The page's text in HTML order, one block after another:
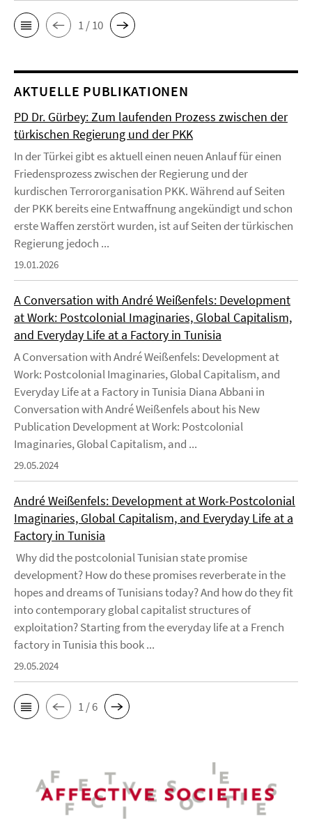
1 / 10
AKTUELLE PUBLIKATIONEN
PD Dr. Gürbey: Zum laufenden Prozess zwischen der
türkischen Regierung und der PKK
In der Türkei gibt es aktuell einen neuen Anlauf für einen
Friedensprozess zwischen der Regierung und der
kurdischen Terrororganisation PKK. Während auf Seiten
der PKK bereits eine Entwaffnung angekündigt und schon
erste Waffen zerstört wurden, ist auf Seiten der türkischen
Regierung jedoch ...
19.01.2026
A Conversation with André Weißenfels: Development
at Work: Postcolonial Imaginaries, Global Capitalism,
and Everyday Life at a Factory in Tunisia
A Conversation with André Weißenfels: Development at
Work: Postcolonial Imaginaries, Global Capitalism, and
Everyday Life at a Factory in Tunisia Diana Abbani in
Conversation with André Weißenfels about his New
Publication Development at Work: Postcolonial
Imaginaries, Global Capitalism, and ...
29.05.2024
André Weißenfels: Development at Work-Postcolonial
Imaginaries, Global Capitalism, and Everyday Life at a
Factory in Tunisia
Why did the postcolonial Tunisian state promise
development? How do these promises reverberate in the
hopes and dreams of Tunisians today? And how do they fit
into contemporary global capitalist structures of
exploitation? Starting from the everyday life at a French
factory in Tunisia this book ...
29.05.2024
1 / 6